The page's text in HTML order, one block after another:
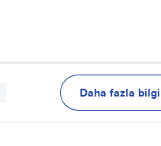
Daha fazla bilgi